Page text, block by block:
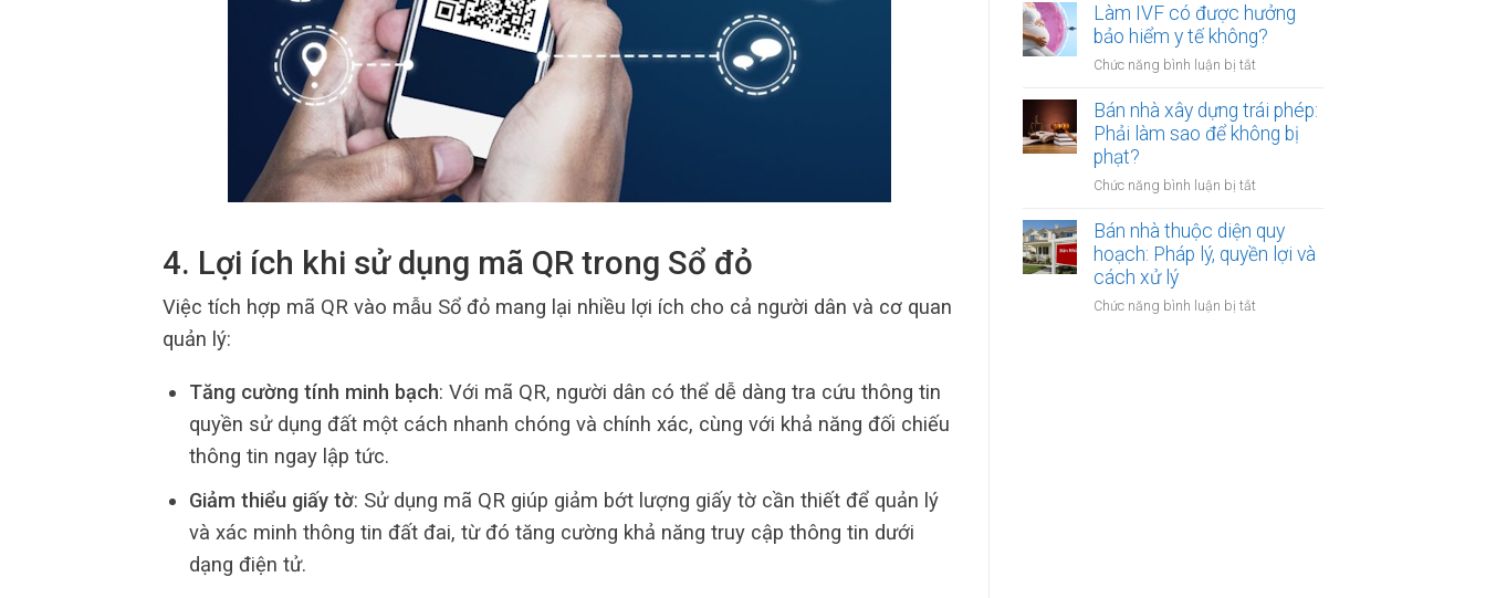
4. Lợi ích khi sử dụng mã QR trong Sổ đỏ
Việc tích hợp mã QR vào mẫu Sổ đỏ mang lại nhiều lợi ích cho cả người dân và cơ quan
quản lý:
Tăng cường tính minh bạch: Với mã QR, người dân có thể dễ dàng tra cứu thông tin
quyền sử dụng đất một cách nhanh chóng và chính xác, cùng với khả năng đối chiếu
thông tin ngay lập tức.
Giảm thiểu giấy tờ: Sử dụng mã QR giúp giảm bớt lượng giấy tờ cần thiết để quản lý
và xác minh thông tin đất đai, từ đó tăng cường khả năng truy cập thông tin dưới
dạng điện tử.
lý
thế
khoản
công
vệ
người
thuê
thuê
đất
dài
hạn:
sao
bắt
đồng
công
Làm IVF có được hưởng
bảo hiểm y tế không?
Chức năng bình luận bị tắt
IVF
có
được
bảo
y
tế
Bán nhà xây dựng trái phép:
Phải làm sao để không bị
phạt?
Chức năng bình luận bị tắt
nhà
xây
dựng
phép:
Bán nhà thuộc diện quy
hoạch: Pháp lý, quyền lợi và
cách xử lý
Chức năng bình luận bị tắt